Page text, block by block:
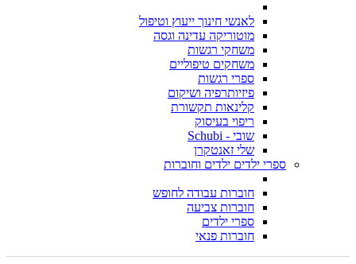
לאנשי חינוך ייעוץ וטיפול
מוטוריקה עדינה וגסה
משחקי רגשות
משחקים טיפוליים
ספרי רגשות
פיזיותרפיה ושיקום
קלינאות תקשורת
ריפוי בעיסוק
שובי - Schubi
שלי זאנטקרן
ספרי ילדים ילדים וחוברות
חוברות עבודה לחופש
חוברות צביעה
ספרי ילדים
חוברות פנאי